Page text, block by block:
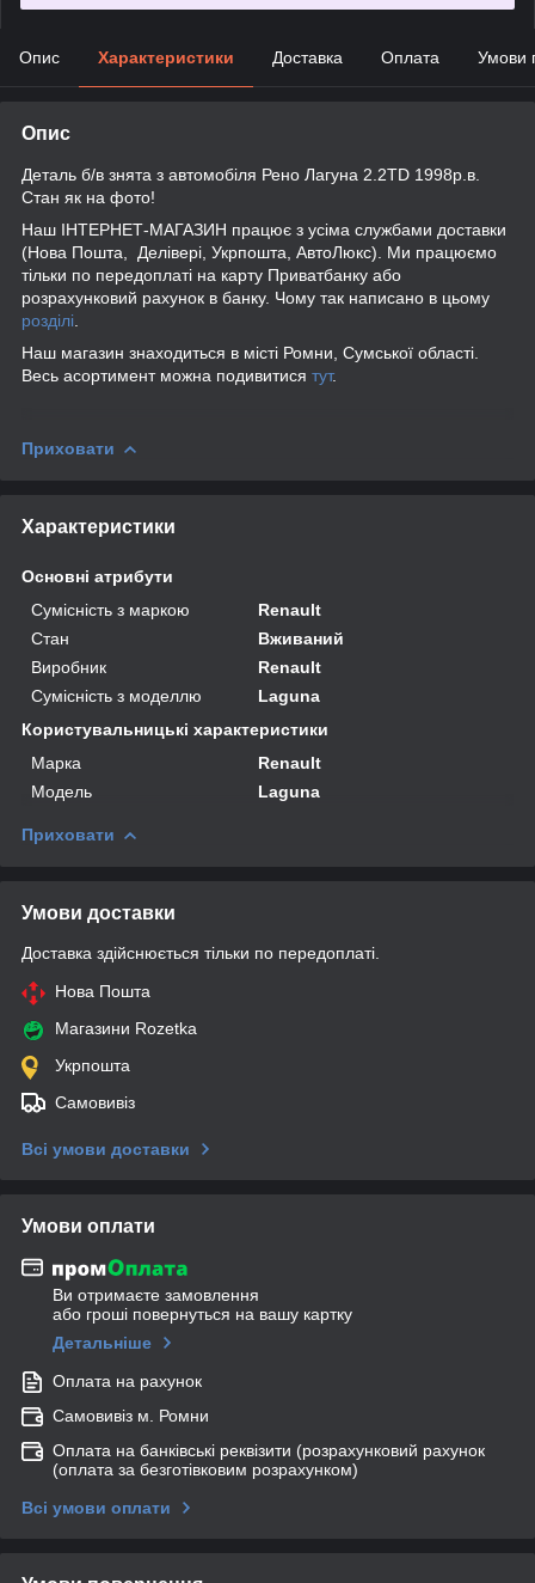
Опис Характеристики Доставка Оплата Умови
Опис
Деталь б/в знята з автомобіля Рено Лагуна 2.2TD 1998р.в.
Стан як на фото!
Наш ІНТЕРНЕТ-МАГАЗИН працює з усіма службами доставки
(Нова Пошта, Делівері, Укрпошта, АвтоЛюкс). Ми працюємо
тільки по передоплаті на карту Приватбанку або
розрахунковий рахунок в банку. Чому так написано в цьому
розділі
Наш магазин знаходиться в місті Ромни, Сумської області.
Весь асортимент можна подивитися тут.
Приховати
Характеристики
Основні атрибути
Сумісність з маркою
Renault
Стан
Вживаний
Виробник
Renault
Сумісність з моделлю
Laguna
Користувальницькі характеристики
Марка
Renault
Модель
Laguna
Приховати
Умови доставки
Доставка здійснюється тільки по передоплаті.
Нова Пошта
Магазини Rozetka
Укрпошта
Самовивіз
Всі умови доставки
Умови оплати
Ви отримаєте замовлення
або гроші повернуться на вашу картку
Детальніше
Оплата на рахунок
Самовивіз м. Ромни
Оплата на банківські реквізити (розрахунковий рахунок
(оплата за безготівковим розрахунком)
Всі умови оплати